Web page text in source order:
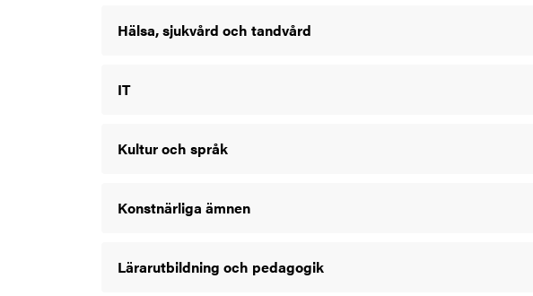
Hälsa, sjukvård och tandvård
IT
Kultur och språk
Konstnärliga ämnen
Lärarutbildning och pedagogik